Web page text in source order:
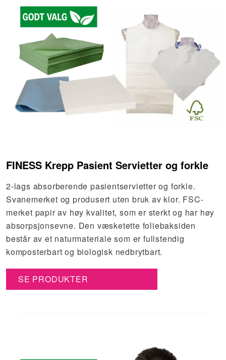
FINESS Krepp Pasient Servietter og forkle
2-lags absorberende pasientservietter og forkle.
Svanemerket og produsert uten bruk av klor. FSC-
merket papir av høy kvalitet, som er sterkt og har høy
absorpsjonsevne. Den væsketette foliebaksiden
består av et naturmateriale som er fullstendig
komposterbart og biologisk nedbrytbart.
SE PRODUKTER